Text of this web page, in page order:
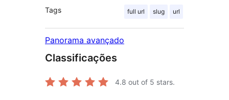
Tags full url slug url
Panorama avançado
Classificações
4.8 out of 5 stars.